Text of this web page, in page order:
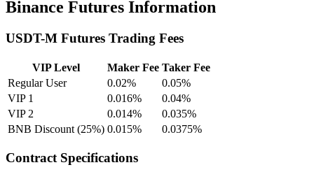
Binance Futures Information
USDT-M Futures Trading Fees
VIP Level Maker Fee Taker Fee
Regular User
0.02%
0.05%
VIP 1
0.016%
0.04%
VIP 2
0.014%
0.035%
BNB Discount (25%) 0.015% 0.0375%
Contract Specifications